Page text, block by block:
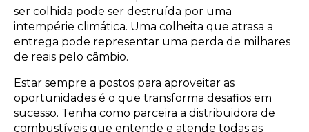
ser colhida pode ser destruída por uma
intempérie climática. Uma colheita que atrasa a
entrega pode representar uma perda de milhares
de reais pelo câmbio.
Estar sempre a postos para aproveitar as
oportunidades é o que transforma desafios em
sucesso. Tenha como parceira a distribuidora de
combustíveis que entende e atende todas as